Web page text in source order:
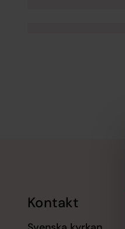
Kontakt